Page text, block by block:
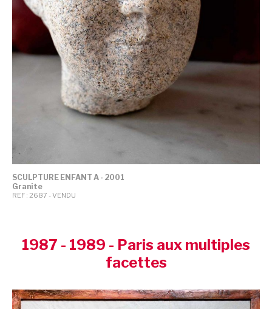
SCULPTURE ENFANT A - 2001
Granite
REF : 2687 - VENDU
1987 - 1989 - Paris aux multiples
facettes